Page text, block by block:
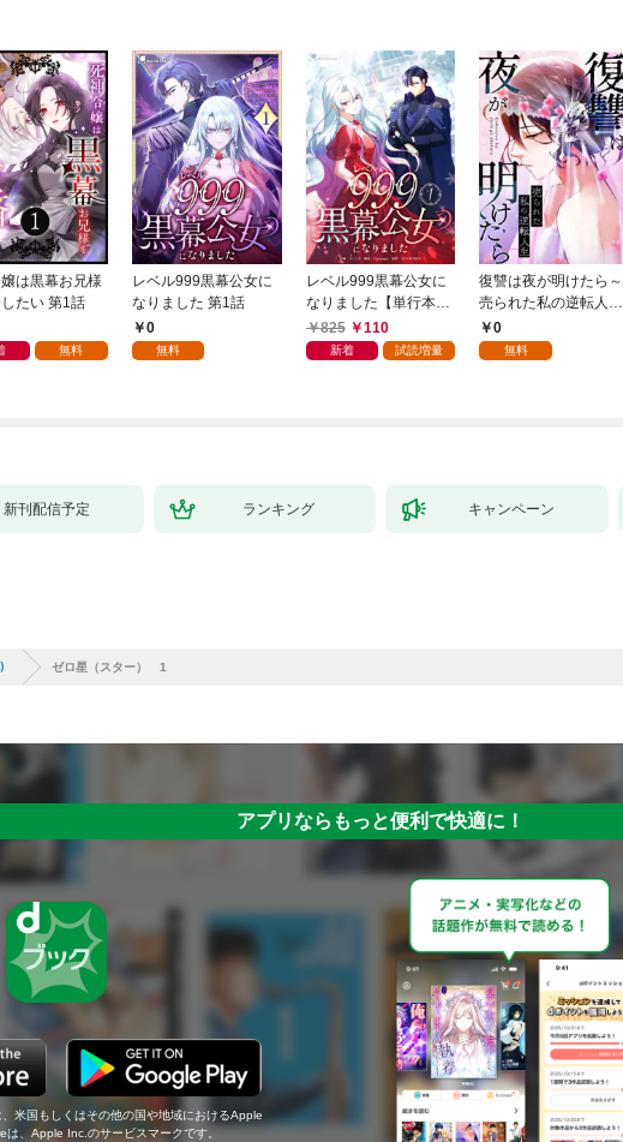
は黒幕お兄様
たい 第1話
無料
レベル999黒幕公女に
なりました 第1話
0
無料
レベル999黒幕公女に
なりました【単行本
版】 1巻
825 110
新着 試読増量
復讐は夜が明けたら～
売られた私の逆転人生
(1)0
無料
新刊配信予定 ランキング キャンペーン
ゼロ星（スター） 1
アプリならもっと便利で快適に！
米国もしくはその他の国や地域におけるApple
、Apple Inc.のサービスマークです。